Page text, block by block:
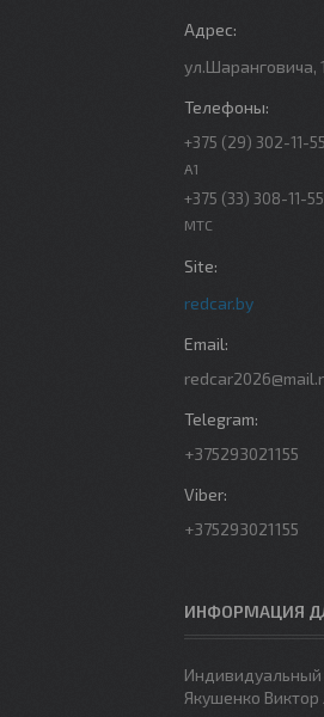
ул.Шаранговича,
+375 (29) 302-11-55
A1
+375 (33) 308-11-55
МТС
redcar.by
+375293021155
+375293021155
ИНФОРМАЦИЯ
Якушенко